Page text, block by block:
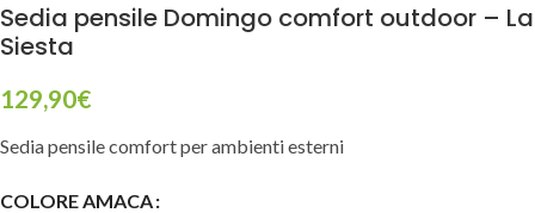
Sedia pensile Domingo comfort outdoor – La
Siesta
129,90€
Sedia pensile comfort per ambienti esterni
COLORE AMACA